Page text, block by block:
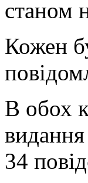
станом
Кожен
В обох
34